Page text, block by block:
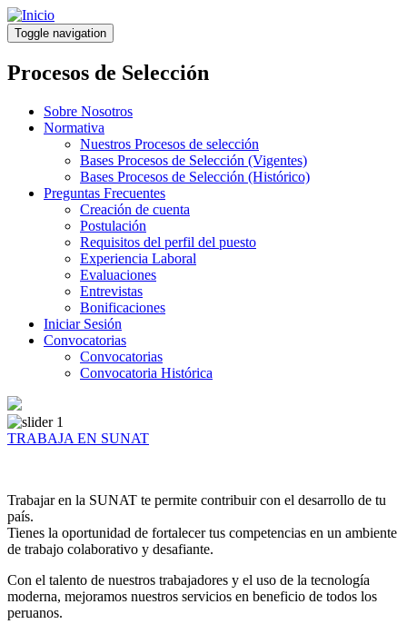
Pasar
al
contenido
principal
Toggle navigation
Procesos de Selección
Sobre Nosotros
Normativa
Nuestros Procesos de selección
Bases Procesos de Selección (Vigentes)
Bases Procesos de Selección (Histórico)
Preguntas Frecuentes
Creación de cuenta
Postulación
Requisitos del perfil del puesto
Experiencia Laboral
Evaluaciones
Entrevistas
Bonificaciones
Iniciar Sesión
Convocatorias
Convocatorias
Convocatoria Histórica
TRABAJA EN SUNAT
Trabajar en la SUNAT te permite contribuir con el desarrollo de tu
país.
Tienes la oportunidad de fortalecer tus competencias en un ambiente
de trabajo colaborativo y desafiante.
Con el talento de nuestros trabajadores y el uso de la tecnología
moderna, mejoramos nuestros servicios en beneficio de todos los
peruanos.